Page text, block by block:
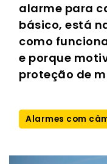
alarme para
básico, está
como
e porque
proteção de
Alarmes com